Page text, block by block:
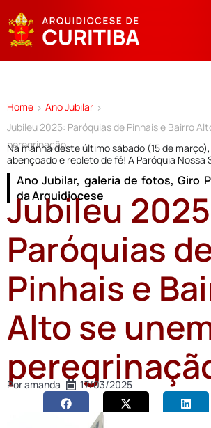
Home > Ano Jubilar >
Jubileu 2025: Paróquias de Pinhais e Bairro
peregrinação
Na manhã deste último sábado (15 de
abençoado e repleto de fé! A Paróquia Nossa
Ano Jubilar, galeria de fotos,Giro
da Arquidiocese
Jubileu
Paróquias
Pinhais e
Alto se
Poramanda 17/03/2025